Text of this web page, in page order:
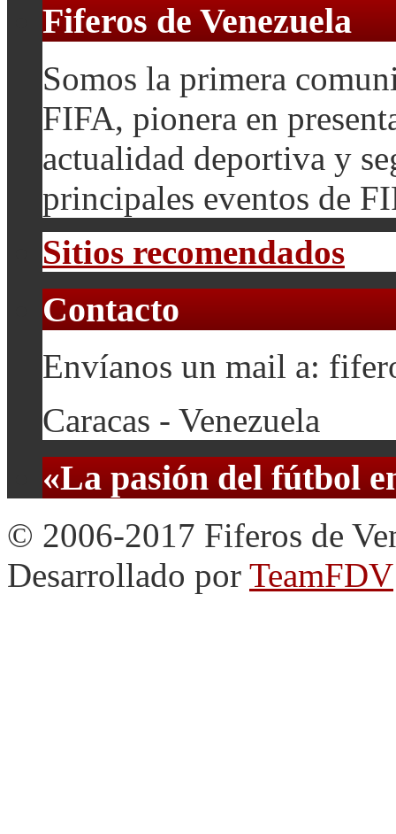
Fiferos de Venezuela
Somos la primera
FIFA, pionera en
actualidad deportiva y
principales eventos de
Sitios recomendados
Contacto
Envíanos un mail a:
Caracas - Venezuela
«La pasión del fútbol
© 2006-2017 Fiferos de
Desarrollado por TeamFDV